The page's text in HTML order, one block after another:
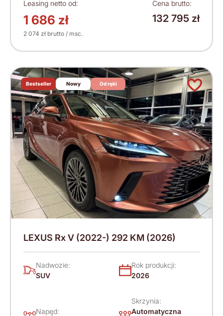
Leasing netto od:
1 686 zł
2 074 zł brutto / msc.
Cena brutto:
132 795 zł
Bestseller Nowy Od ręki
LEXUS Rx V (2022-) 292 KM (2026)
Nadwozie:
SUV
Rok produkcji:
2026
Napęd:
Skrzynia:
Automatyczna